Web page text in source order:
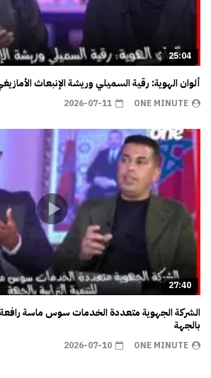
25:04
ألوان الهوية: رقية السميلي وريشة الإنبعاث
ONE MINUTE
2026-07-11
27:40
الشركة الجهوية متعددة الخدمات سوس ماسة رافعة
بالجهة
ONE MINUTE
2026-07-10